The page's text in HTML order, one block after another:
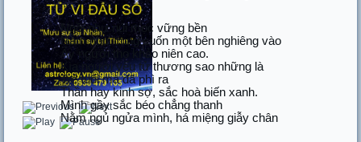
Ngồi như núi mọc vững bền
Nằm như cung cuốn một bên nghiêng vào
Ấy người thọ khảo niên cao.
Kìa người yểu tử thương sao những là
Trẻ tuổi mà đã phì ra
Thần hay kinh sợ, sắc hoà biến xanh.
Mình gầy sắc béo chẳng thanh
Nằm ngủ ngửa mình, há miệng giẫy chân